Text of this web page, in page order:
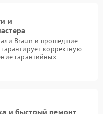
и
Braun и прошедшие
корректную
гарантийных
и быстрый ремонт